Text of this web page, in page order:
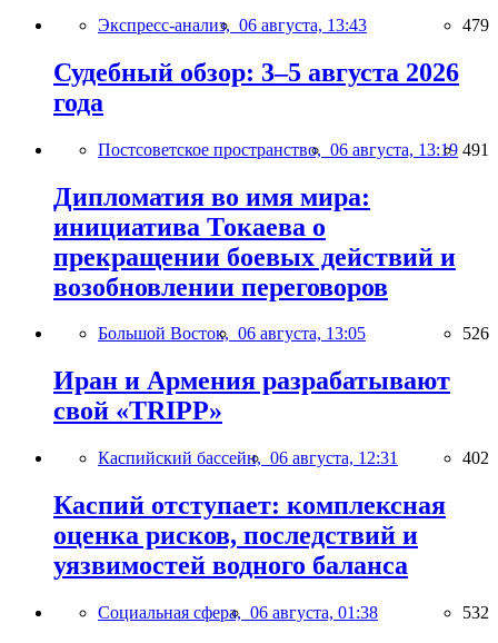
Экспресс-анализ, 06 августа, 13:43 479
Судебный обзор: 3–5 августа 2026
года
Постсоветское пространство, 06 августа, 13:19 491
Дипломатия во имя мира:
инициатива Токаева о
прекращении боевых действий и
возобновлении переговоров
Большой Восток, 06 августа, 13:05 526
Иран и Армения разрабатывают
свой «TRIPP»
Каспийский бассейн, 06 августа, 12:31 402
Каспий отступает: комплексная
оценка рисков, последствий и
уязвимостей водного баланса
Социальная сфера, 06 августа, 01:38 532